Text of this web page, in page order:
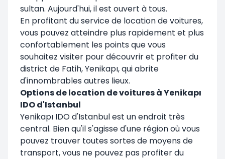
sultan. Aujourd'hui, il est ouvert à tous.
En profitant du service de location de voitures,
vous pouvez atteindre plus rapidement et plus
confortablement les points que vous
souhaitez visiter pour découvrir et profiter du
district de Fatih, Yenikapı, qui abrite
d'innombrables autres lieux.
Options de location de voitures à Yenikapı
IDO d'Istanbul
Yenikapı IDO d'Istanbul est un endroit très
central. Bien qu'il s'agisse d'une région où vous
pouvez trouver toutes sortes de moyens de
transport, vous ne pouvez pas profiter du